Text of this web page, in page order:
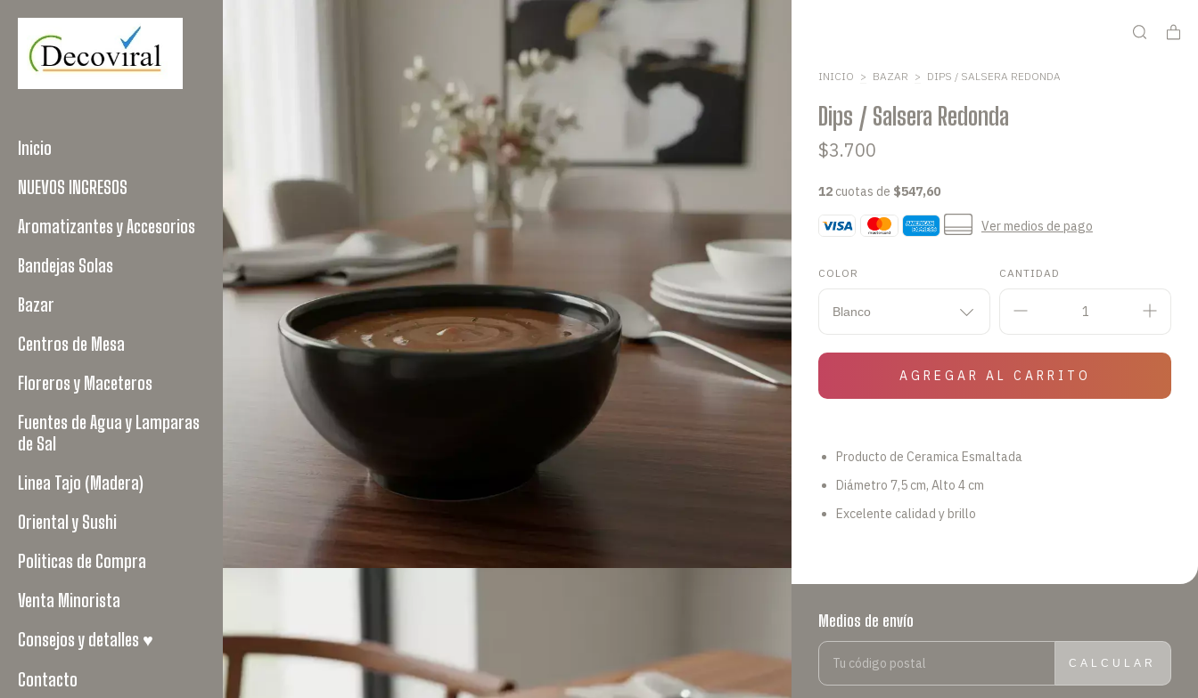
Inicio
NUEVOS INGRESOS
Aromatizantes y Accesorios
Bandejas Solas
Bazar
Centros de Mesa
Floreros y Maceteros
Fuentes de Agua y Lamparas
de Sal
Linea Tajo (Madera)
Oriental y Sushi
Politicas de Compra
Venta Minorista
Consejos y detalles ♥
Contacto
INICIO > BAZAR > DIPS / SALSERA REDONDA
Dips / Salsera Redonda
$3.700
12 cuotas de $547,60
Ver medios de pago
COLOR CANTIDAD
Producto de Ceramica Esmaltada
Diámetro 7,5 cm, Alto 4 cm
Excelente calidad y brillo
ENTREGAS PARA EL CP:
Medios de envío
CALCULAR